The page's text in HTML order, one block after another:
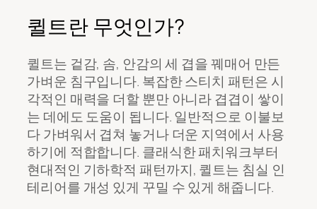
퀼트란 무엇인가?
퀼트는 겉감, 솜, 안감의 세 겹을 꿰매어 만든
가벼운 침구입니다. 복잡한 스티치 패턴은 시
각적인 매력을 더할 뿐만 아니라 겹겹이 쌓이
는 데에도 도움이 됩니다. 일반적으로 이불보
다 가벼워서 겹쳐 놓거나 더운 지역에서 사용
하기에 적합합니다. 클래식한 패치워크부터
현대적인 기하학적 패턴까지, 퀼트는 침실 인
테리어를 개성 있게 꾸밀 수 있게 해줍니다.